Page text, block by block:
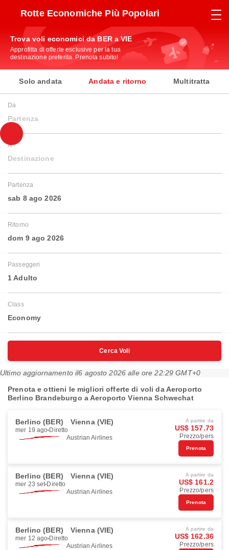
Rotte Economiche Più Popolari
Trova voli economici da BER a VIE
Approfitta di offerte esclusive per la tua
destinazione preferita. Prenota subito!
Solo andata Andata e ritorno Multitratta
Da
Partenza
A
Destinazione
Partenza
sab 8 ago 2026
Ritorno
dom 9 ago 2026
Passeggeri
1 Adulto
Class
Economy
Cerca Voli
Ultimo aggiornamento il6 agosto 2026 alle ore 22:29 GMT+0
Prenota e ottieni le migliori offerte di voli da Aeroporto
Berlino Brandeburgo a Aeroporto Vienna Schwechat
Berlino (BER) Vienna (VIE)
mer 19 ago Diretto
Austrian Airlines
A partire da
US$ 157.73
Prezzo/pers
Prenota
Berlino (BER) Vienna (VIE)
mer 23 set Diretto
Austrian Airlines
A partire da
US$ 161.2
Prezzo/pers
Prenota
Berlino (BER) Vienna (VIE)
mer 12 ago Diretto
Austrian Airlines
A partire da
US$ 162.36
Prezzo/pers